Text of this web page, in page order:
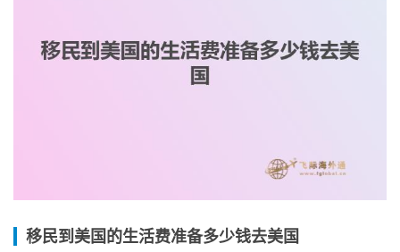
移民到美国的生活费准备多少钱去美国